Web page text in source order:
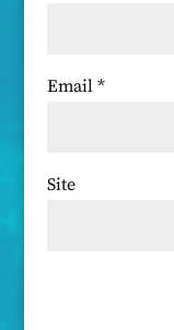
Email *
Site